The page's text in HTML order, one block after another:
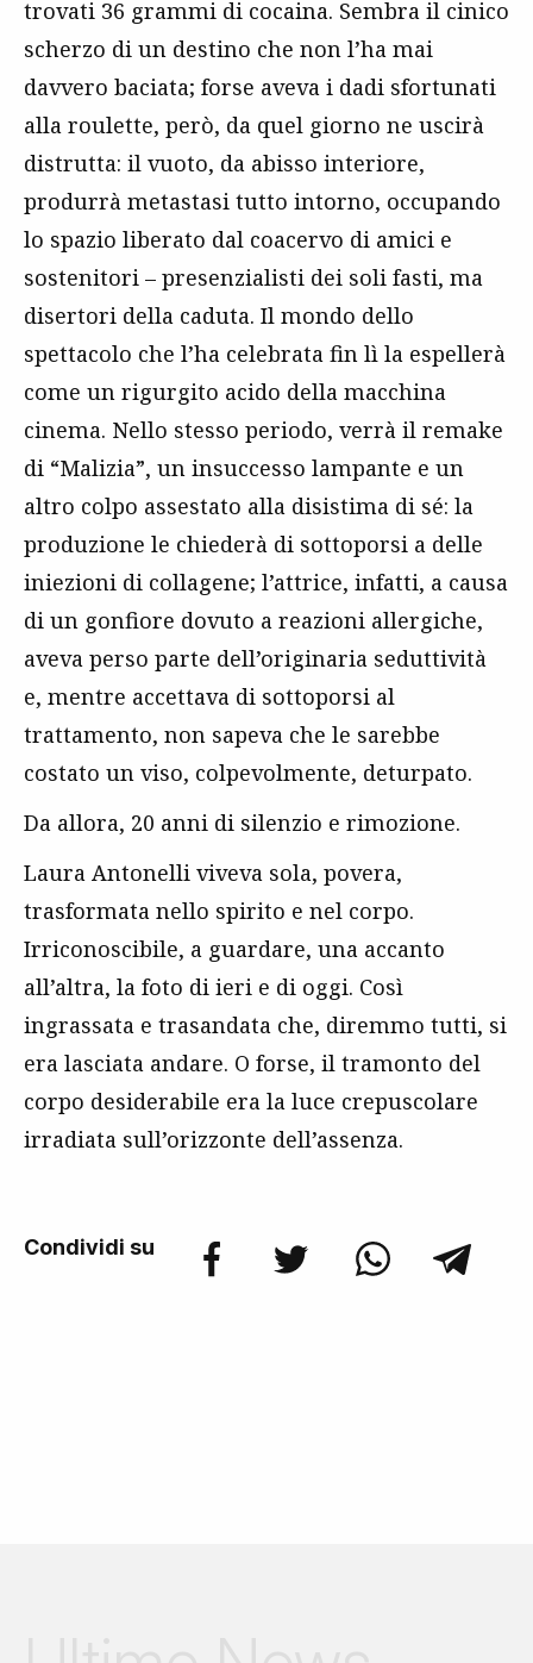
trovati 36 grammi di cocaina. Sembra il cinico
scherzo di un destino che non l’ha mai
davvero baciata; forse aveva i dadi sfortunati
alla roulette, però, da quel giorno ne uscirà
distrutta: il vuoto, da abisso interiore,
produrrà metastasi tutto intorno, occupando
lo spazio liberato dal coacervo di amici e
sostenitori – presenzialisti dei soli fasti, ma
disertori della caduta. Il mondo dello
spettacolo che l’ha celebrata fin lì la espellerà
come un rigurgito acido della macchina
cinema. Nello stesso periodo, verrà il remake
di “Malizia”, un insuccesso lampante e un
altro colpo assestato alla disistima di sé: la
produzione le chiederà di sottoporsi a delle
iniezioni di collagene; l’attrice, infatti, a causa
di un gonfiore dovuto a reazioni allergiche,
aveva perso parte dell’originaria seduttività
e, mentre accettava di sottoporsi al
trattamento, non sapeva che le sarebbe
costato un viso, colpevolmente, deturpato.
Da allora, 20 anni di silenzio e rimozione.
Laura Antonelli viveva sola, povera,
trasformata nello spirito e nel corpo.
Irriconoscibile, a guardare, una accanto
all’altra, la foto di ieri e di oggi. Così
ingrassata e trasandata che, diremmo tutti, si
era lasciata andare. O forse, il tramonto del
corpo desiderabile era la luce crepuscolare
irradiata sull’orizzonte dell’assenza.
Condividi su